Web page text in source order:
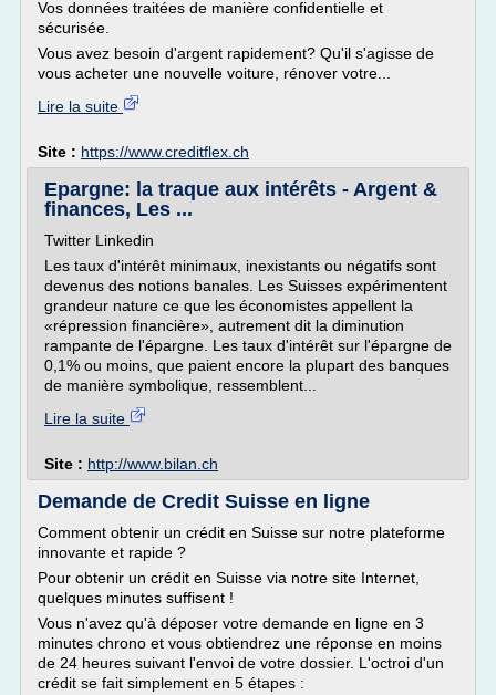
Vos données traitées de manière confidentielle et
sécurisée.
Vous avez besoin d'argent rapidement? Qu'il s'agisse de
vous acheter une nouvelle voiture, rénover votre...
Lire la suite
Site : https://www.creditflex.ch
Epargne: la traque aux intérêts - Argent &
finances, Les ...
Twitter Linkedin
Les taux d'intérêt minimaux, inexistants ou négatifs sont
devenus des notions banales. Les Suisses expérimentent
grandeur nature ce que les économistes appellent la
«répression financière», autrement dit la diminution
rampante de l'épargne. Les taux d'intérêt sur l'épargne de
0,1% ou moins, que paient encore la plupart des banques
de manière symbolique, ressemblent...
Lire la suite
Site : http://www.bilan.ch
Demande de Credit Suisse en ligne
Comment obtenir un crédit en Suisse sur notre plateforme
innovante et rapide ?
Pour obtenir un crédit en Suisse via notre site Internet,
quelques minutes suffisent !
Vous n'avez qu'à déposer votre demande en ligne en 3
minutes chrono et vous obtiendrez une réponse en moins
de 24 heures suivant l'envoi de votre dossier. L'octroi d'un
crédit se fait simplement en 5 étapes :